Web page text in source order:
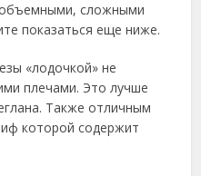
объемными, сложными
показаться еще ниже.
«лодочкой» не
плечами. Это лучше
Также отличным
которой содержит